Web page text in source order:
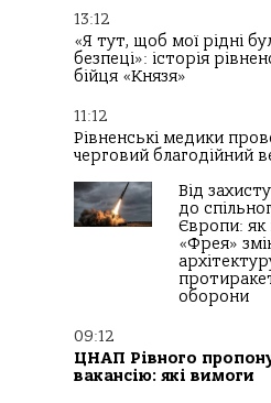
13:12
«Я тут, щоб мої рідні
безпеці»: історія
бійця «Князя»
11:12
Рівненські медики
черговий благодійний
Від
до
Європи: як
«Фрея»
оборони
09:12
ЦНАП Рівного
вакансію: які вимоги